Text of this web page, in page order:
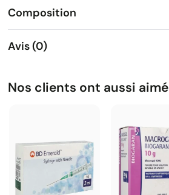
Composition
Avis (0)
Nos clients ont aussi aimé